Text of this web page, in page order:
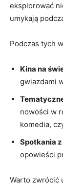
eksplorować
umykają
Podczas tych
Kina na
gwiazdami
nowości w
komedia,
Spotkania
opowieści
Warto zwrócić